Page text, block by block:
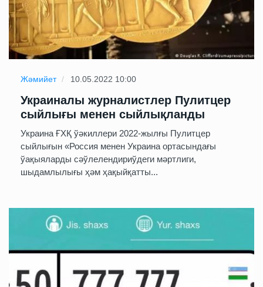
Жәмийет 10.05.2022 10:00
Украиналы журналистлер Пулитцер
сыйлығы менен сыйлықланды
Украина ҒХҚ ўәкиллери 2022-жылғы Пулитцер
сыйлығын «Россия менен Украина ортасындағы
ўақыяларды сәўлелендириўдеги мәртлиги,
шыдамлылығы ҳәм ҳақыйқатты...